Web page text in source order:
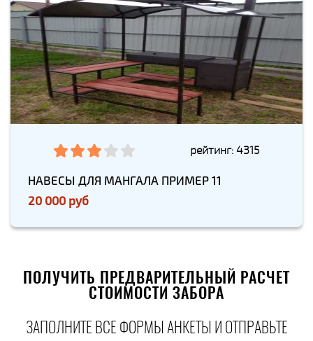
рейтинг: 4315
НАВЕСЫ ДЛЯ МАНГАЛА ПРИМЕР 11
20 000 руб
ПОЛУЧИТЬ ПРЕДВАРИТЕЛЬНЫЙ РАСЧЕТ
СТОИМОСТИ ЗАБОРА
ЗАПОЛНИТЕ ВСЕ ФОРМЫ АНКЕТЫ И ОТПРАВЬТЕ